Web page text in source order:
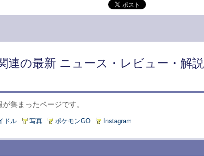
連の最新 ニュース・レビュー・解説
集まったページです。
ドル 写真 ポケモンGO Instagram